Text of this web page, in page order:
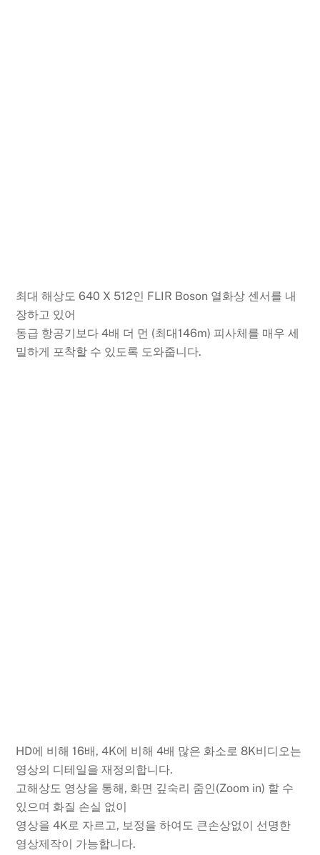
최대 해상도 640 X 512인 FLIR Boson 열화상 센서를 내
장하고 있어
동급 항공기보다 4배 더 먼 (최대146m) 피사체를 매우 세
밀하게 포착할 수 있도록 도와줍니다.
HD에 비해 16배, 4K에 비해 4배 많은 화소로 8K비디오는
영상의 디테일을 재정의합니다.
고해상도 영상을 통해, 화면 깊숙리 줌인(Zoom in) 할 수
있으며 화질 손실 없이
영상을 4K로 자르고, 보정을 하여도 큰손상없이 선명한
영상제작이 가능합니다.